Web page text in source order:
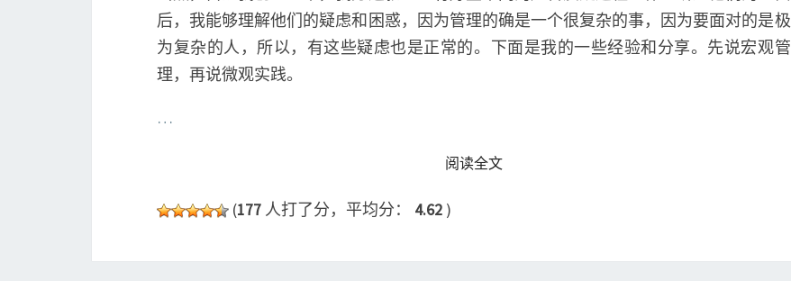
后，我能够理解他们的疑虑和困惑，因为管理的确是一个很复杂的事，因为要面对的是极
为复杂的人，所以，有这些疑虑也是正常的。下面是我的一些经验和分享。先说宏观管
理，再说微观实践。
…
阅读全文READ MORE
(177 人打了分，平均分： 4.62 )